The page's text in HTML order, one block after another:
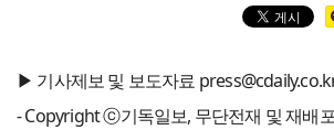
▶ 기사제보 및 보도자료
- Copyright ⓒ기독일보, 무단전재 및 재배